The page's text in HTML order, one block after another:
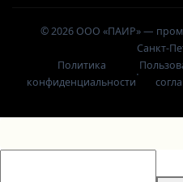
© 2026 ООО «ПАИР» —
Санкт-
Политика
конфиденциальности
·